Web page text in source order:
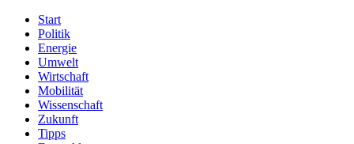
Start
Politik
Energie
Umwelt
Wirtschaft
Mobilität
Wissenschaft
Zukunft
Tipps